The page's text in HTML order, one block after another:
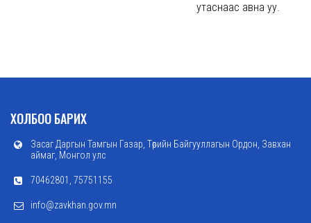
утаснаас авна уу.
ХОЛБОО БАРИХ
Засаг Даргын Тамгын Газар, Төрийн Байгууллагын Ордон, Завхан
аймаг, Монгол улс
70462801, 75751155
info@zavkhan.gov.mn